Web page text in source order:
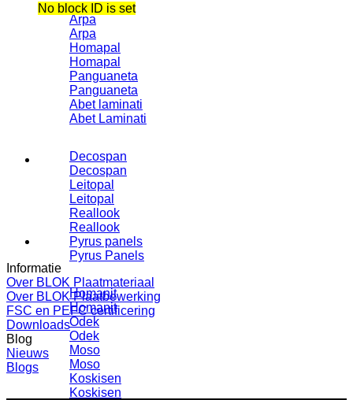
Arpa
Arpa
Homapal
Homapal
Panguaneta
Panguaneta
Abet laminati
Abet Laminati
Decospan
Decospan
Leitopal
Leitopal
Reallook
Reallook
Pyrus panels
Pyrus Panels
Homanit
Homanit
Odek
Odek
Moso
Moso
Koskisen
Koskisen
No block ID is set
Informatie
Over BLOK Plaatmateriaal
Over BLOK Plaatbewerking
FSC en PEFC certificering
Downloads
Blog
Nieuws
Blogs